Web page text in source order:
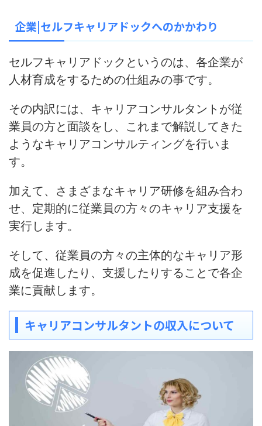
企業|セルフキャリアドックへのかかわり
セルフキャリアドックというのは、各企業が
人材育成をするための仕組みの事です。
その内訳には、キャリアコンサルタントが従
業員の方と面談をし、これまで解説してきた
ようなキャリアコンサルティングを行いま
す。
加えて、さまざまなキャリア研修を組み合わ
せ、定期的に従業員の方々のキャリア支援を
実行します。
そして、 従業員の方々の主体的なキャリア形
成を促進したり、支援したりすることで各企
業に貢献します。
キャリアコンサルタントの収入について